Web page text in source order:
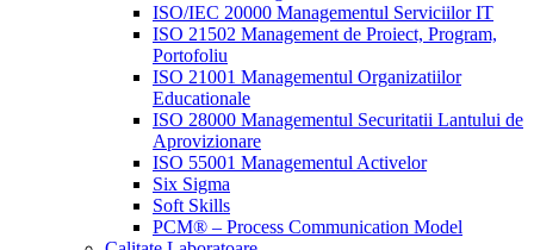
ISO/IEC 20000 Managementul Serviciilor IT
ISO 21502 Management de Proiect, Program,
Portofoliu
ISO 21001 Managementul Organizatiilor
Educationale
ISO 28000 Managementul Securitatii Lantului de
Aprovizionare
ISO 55001 Managementul Activelor
Six Sigma
Soft Skills
PCM® – Process Communication Model